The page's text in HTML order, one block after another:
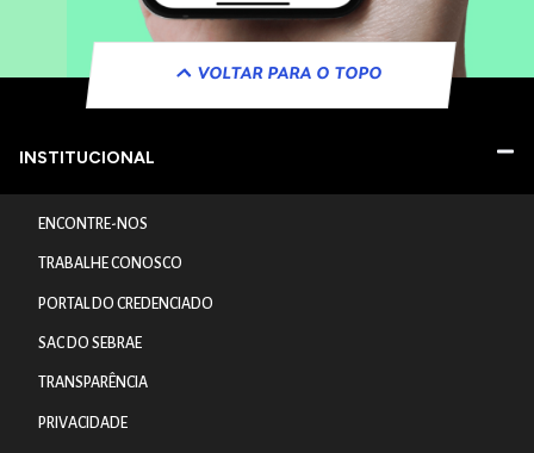
VOLTAR PARA O TOPO
INSTITUCIONAL
ENCONTRE-NOS
TRABALHE CONOSCO
PORTAL DO CREDENCIADO
SAC DO SEBRAE
TRANSPARÊNCIA
PRIVACIDADE